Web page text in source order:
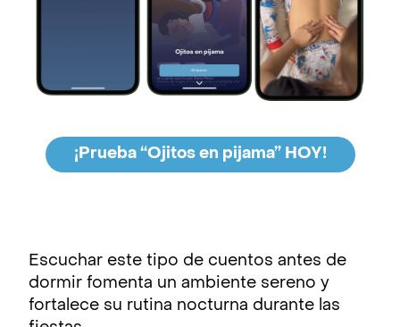
¡Prueba “Ojitos en pijama” HOY!
Escuchar este tipo de cuentos antes de
dormir fomenta un ambiente sereno y
fortalece su rutina nocturna durante las